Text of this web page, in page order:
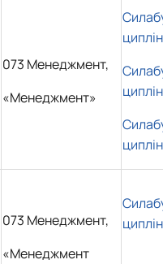
073 Менеджмент,
«Менеджмент»
073 Менеджмент,
«Менеджмент